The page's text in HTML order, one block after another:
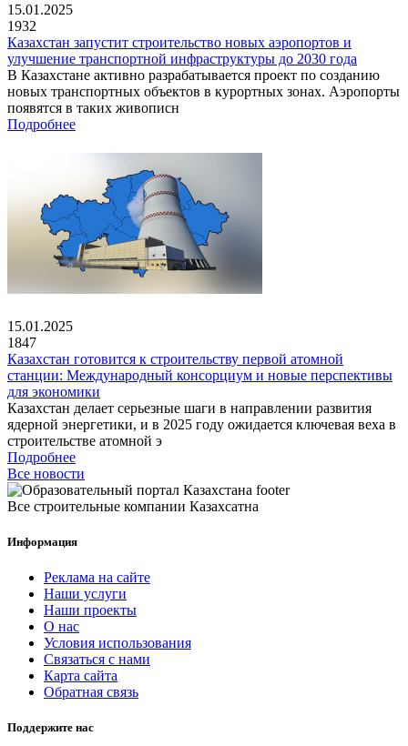
15.01.2025
1932
Казахстан запустит строительство новых аэропортов и
улучшение транспортной инфраструктуры до 2030 года
В Казахстане активно разрабатывается проект по созданию
новых транспортных объектов в курортных зонах. Аэропорты
появятся в таких живописн
Подробнее
15.01.2025
1847
Казахстан готовится к строительству первой атомной
станции: Международный консорциум и новые перспективы
для экономики
Казахстан делает серьезные шаги в направлении развития
ядерной энергетики, и в 2025 году ожидается ключевая веха в
строительстве атомной э
Подробнее
Все новости
Все строительные компании Казахсатна
Информация
Реклама на сайте
Наши услуги
Наши проекты
О нас
Условия использования
Связаться с нами
Карта сайта
Обратная связь
Поддержите нас